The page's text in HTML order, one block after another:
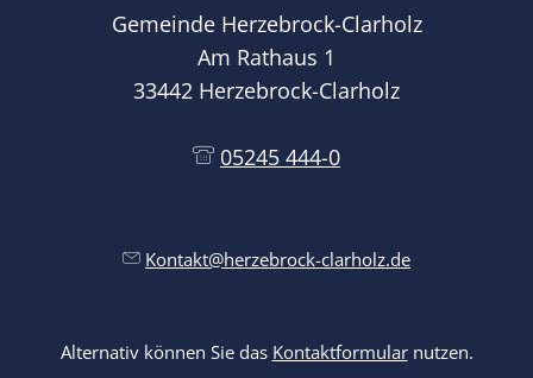
Gemeinde Herzebrock-Clarholz
Am Rathaus 1
33442 Herzebrock-Clarholz
05245 444-0
Kontakt@herzebrock-clarholz.de
Alternativ können Sie das Kontaktformularnutzen.